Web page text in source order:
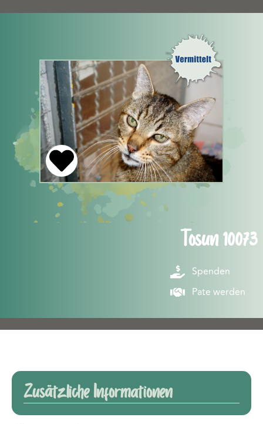
Tosun 10073
Spenden
Pate werden
Zusätzliche Informationen